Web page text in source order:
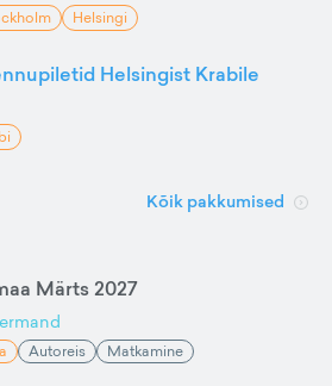
Helsingi
Helsingist Krabile
Kõik pakkumised
Märts 2027
Autoreis Matkamine